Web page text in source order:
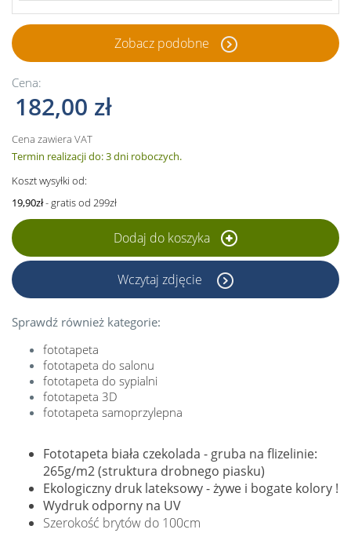
Zobacz podobne
Cena:
182,00 zł
Cena zawiera VAT
Termin realizacji do: 3 dni roboczych.
Koszt wysyłki od:
19,90zł- gratis od 299zł
Dodaj do koszyka
Wczytaj zdjęcie
Sprawdź również kategorie:
fototapeta
fototapeta do salonu
fototapeta do sypialni
fototapeta 3D
fototapeta samoprzylepna
Fototapeta biała czekolada - gruba na flizelinie:
265g/m2 (struktura drobnego piasku)
Ekologiczny druk lateksowy - żywe i bogate kolory !
Wydruk odporny na UV
Szerokość brytów do 100cm